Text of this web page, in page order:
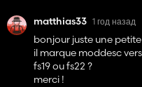
matthias33 1 год назад
bonjour juste une
il marque moddesc
fs19 ou fs22 ?
merci !